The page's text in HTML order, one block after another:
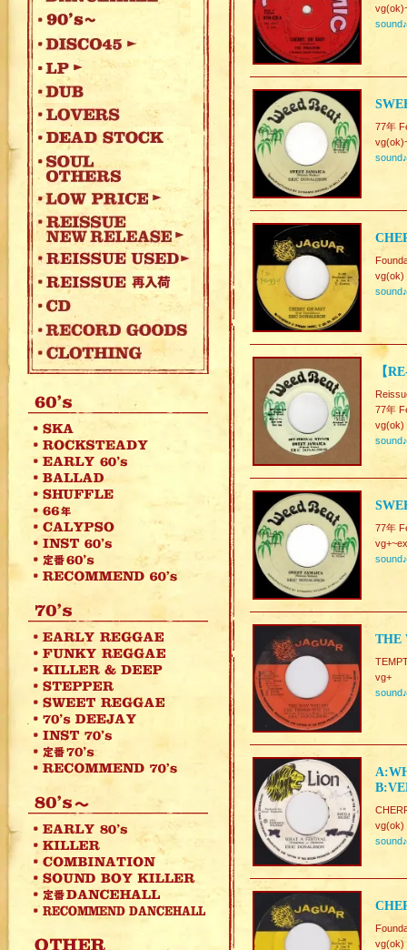
sound♪
77年
sound♪
vg(ok)
sound♪
【
77年
vg(ok)
sound♪
77年
sound♪
THE
vg+
sound♪
vg(ok)
sound♪
vg(ok)